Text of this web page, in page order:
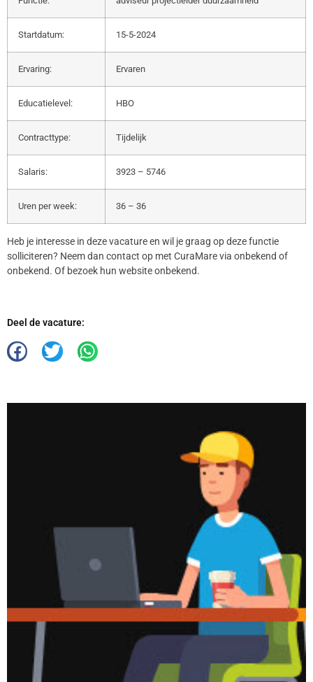
Startdatum: 15-5-2024
Ervaring: Ervaren
Educatielevel: HBO
Contracttype: Tijdelijk
Salaris: 3923 – 5746
Uren per week: 36 – 36
Heb je interesse in deze vacature en wil je graag op deze functie
solliciteren? Neem dan contact op met CuraMare via onbekend of
onbekend. Of bezoek hun website onbekend.
Deel de vacature: